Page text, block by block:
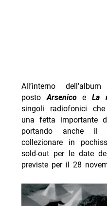
All’interno
postoArsenicoe La
singoli radiofonici
una fetta importante
portando anche il
collezionare in
sold-out per le date
previste per il 28